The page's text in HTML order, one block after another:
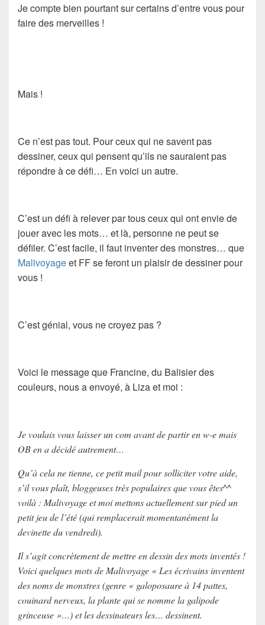
Je compte bien pourtant sur certains d’entre vous pour
faire des merveilles !
Mais !
Ce n’est pas tout. Pour ceux qui ne savent pas
dessiner, ceux qui pensent qu’ils ne sauraient pas
répondre à ce défi… En voici un autre.
C’est un défi à relever par tous ceux qui ont envie de
jouer avec les mots… et là, personne ne peut se
défiler. C’est facile, il faut inventer des monstres… que
Malivoyageet FF se feront un plaisir de dessiner pour
vous !
C’est génial, vous ne croyez pas ?
Voici le message que Francine, du Balisier des
couleurs, nous a envoyé, à Liza et moi :
Je voulais vous laisser un com avant de partir en w-e mais
OB en a décidé autrement…
Qu’à cela ne tienne, ce petit mail pour solliciter votre aide,
s’il vous plaît, bloggeuses très populaires que vous êtes^^
voilà : Malivoyage et moi mettons actuellement sur pied un
petit jeu de l’été (qui remplacerait momentanément la
devinette du vendredi).
Il s’agit concrètement de mettre en dessin des mots inventés !
Voici quelques mots de Malivoyage « Les écrivains inventent
des noms de monstres (genre « galoposaure à 14 pattes,
couinard nerveux, la plante qui se nomme la galipode
grinceuse »…) et les dessinateurs les… dessinent.